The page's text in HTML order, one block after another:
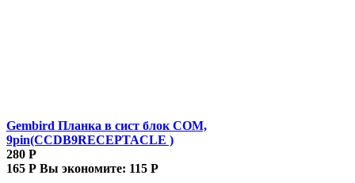
Gembird Планка в сист блок COM,
9pin(CCDB9RECEPTACLE )
280 Р
165 Р Вы экономите: 115 Р